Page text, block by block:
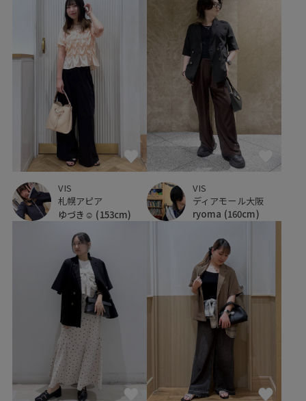
VIS
札幌アピア
ゆづき☺︎ (153cm)
VIS
ディアモール大阪
ryoma (160cm)